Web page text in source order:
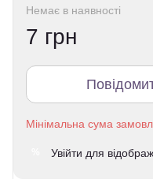
Немає в наявності
7 грн
Увійти для